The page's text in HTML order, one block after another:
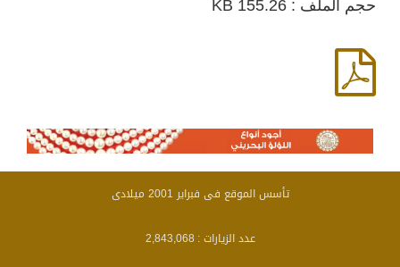
حجم الملف : 155.26 KB
تأسس الموقع فى فبراير 2001 ميلادى
عدد الزيارات : 2,843,068